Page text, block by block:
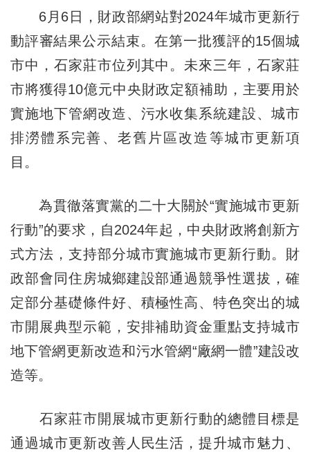
6月6日，財政部網站對2024年城市更新行
動評審結果公示結束。在第一批獲評的15個城
市中，石家莊市位列其中。未來三年，石家莊
市將獲得10億元中央財政定額補助，主要用於
實施地下管網改造、污水收集系統建設、城市
排澇體系完善、老舊片區改造等城市更新項
目。
為貫徹落實黨的二十大關於“實施城市更新
行動”的要求，自2024年起，中央財政將創新方
式方法，支持部分城市實施城市更新行動。財
政部會同住房城鄉建設部通過競爭性選拔，確
定部分基礎條件好、積極性高、特色突出的城
市開展典型示範，安排補助資金重點支持城市
地下管網更新改造和污水管網“廠網一體”建設改
造等。
石家莊市開展城市更新行動的總體目標是
通過城市更新改善人民生活，提升城市魅力、